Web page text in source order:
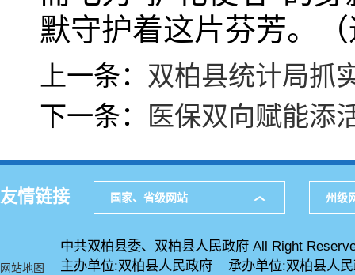
默守护着这片芬芳。
上一条： 双柏县统计局抓
下一条：
医保双向赋能添
友情链接 国家、省级网站 州级
网站地图
中共双柏县委、双柏县人民政府 All Right
主办单位:双柏县人民政府 承办单位:双柏县人